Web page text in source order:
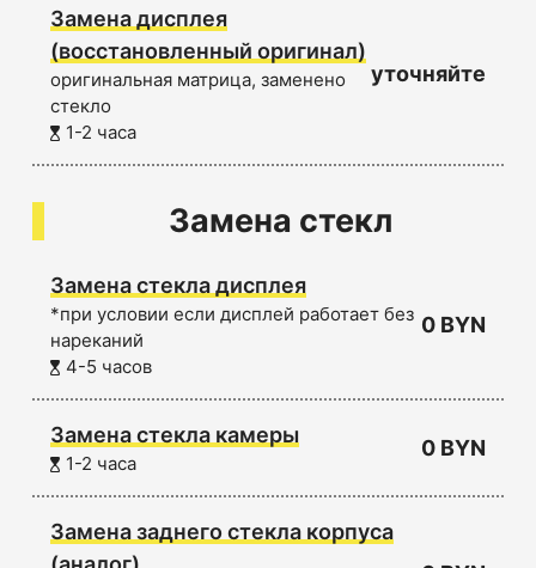
Замена дисплея
(восстановленный оригинал)
оригинальная матрица, заменено
стекло
1-2 часа
уточняйте
Замена стекл
Замена стекла дисплея
*при условии если дисплей работает без
нареканий
4-5 часов
0 BYN
Замена стекла камеры
1-2 часа
0 BYN
Замена заднего стекла корпуса